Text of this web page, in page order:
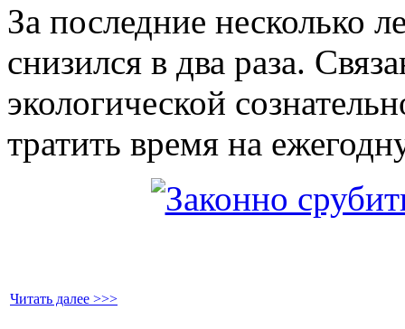
За последние несколько
снизился в два раза.
экологической
тратить время на
Читать далее >>>